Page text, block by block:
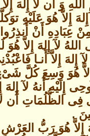
وَ أَن لآ إِلهَ
إِلاَّ هُوَ عَلَيْهِ
أَنْ أَنذِرُوا
لآ إِلهَ إِلاَّ
إِلهَ إِلاَّ أَنـا
إِلاَّ هُوَ وَسِعَ كُلَّ
أَنهُ لآ إِلهَ
فِى الظُّلُمَاتِ أَن
.
إِلاَّ هُوَ رَبُّ